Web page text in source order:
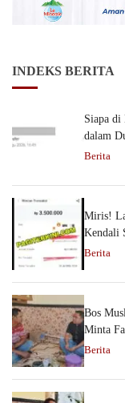
INDEKS BERITA
Siapa di
dalam
Berita
Miris!
Kendali
Berita
Bos
Minta
Berita